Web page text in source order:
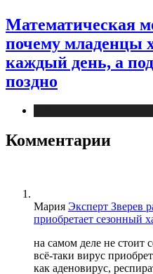
Математическая
почему младенцы
каждый день, а
поздно
Комментарии
Мария Эксперт Зверев
приобретает сезонный
на самом деле не стоит
всё-таки вирус
как аденовирус,